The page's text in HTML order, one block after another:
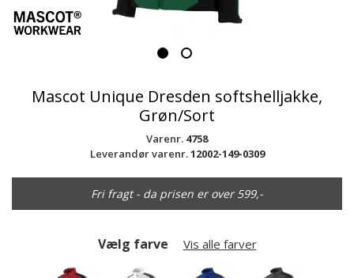
Mascot Unique Dresden softshelljakke,
Grøn/Sort
Varenr. 4758
Leverandør varenr.12002-149-0309
Fri fragt - da prisen er over 599,-
Vælg farve Vis alle farver